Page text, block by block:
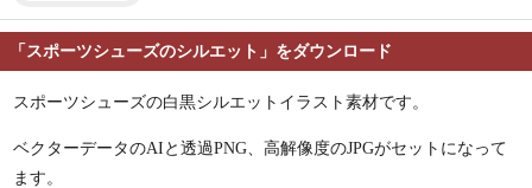
「スポーツシューズのシルエット」をダウンロード
スポーツシューズの白黒シルエットイラスト素材です。
ベクターデータのAIと透過PNG、高解像度のJPGがセットになって
ます。